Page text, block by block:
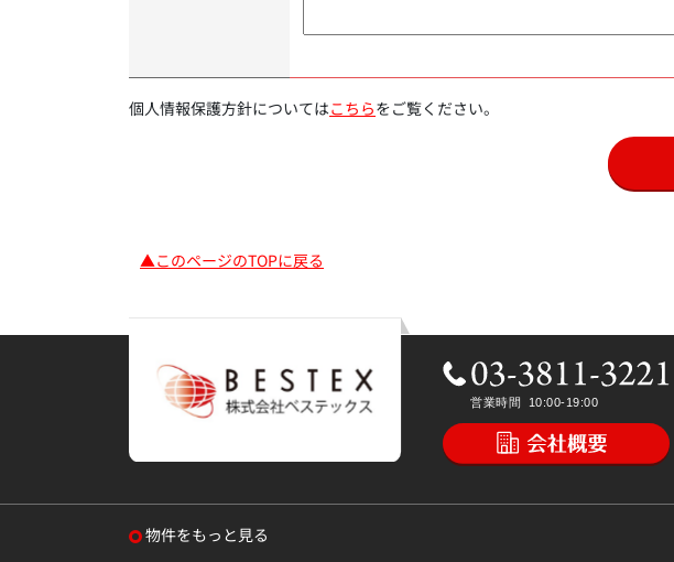
個人情報保護方針についてはこちらをご覧ください。
▲このページのTOPに戻る
物件をもっと見る